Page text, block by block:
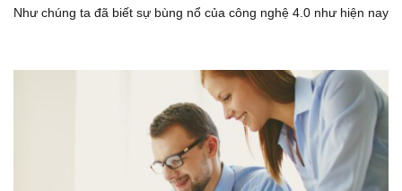
Như chúng ta đã biết sự bùng nổ của công nghệ 4.0 như hiện nay